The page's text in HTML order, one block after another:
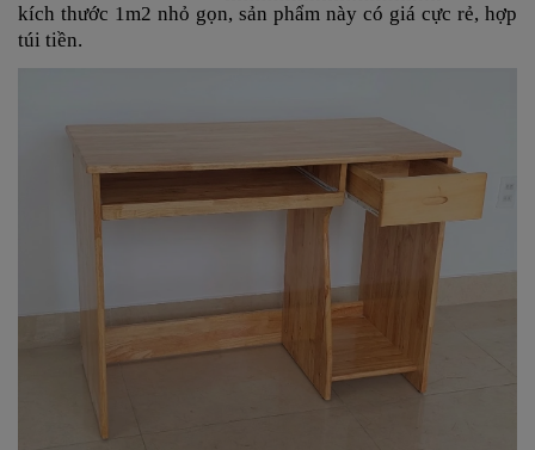
kích thước 1m2 nhỏ gọn, sản phẩm này có giá cực rẻ, hợp
túi tiền.